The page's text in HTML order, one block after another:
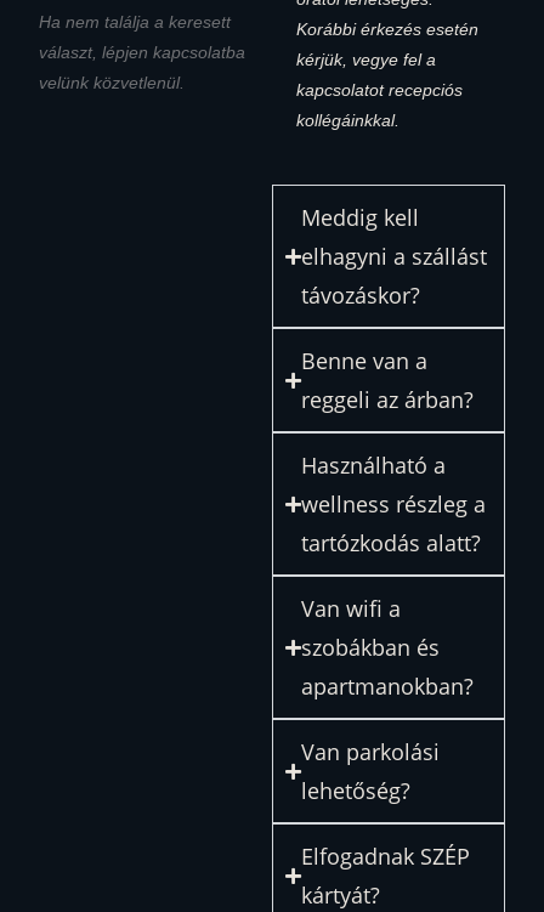
Ha nem találja a keresett
választ, lépjen kapcsolatba
velünk közvetlenül.
Korábbi érkezés esetén
kérjük, vegye fel a
kapcsolatot recepciós
kollégáinkkal.
Meddig kell
elhagyni a szállást
távozáskor?
Benne van a
reggeli az árban?
Használható a
wellness részleg a
tartózkodás alatt?
Van wifi a
szobákban és
apartmanokban?
Van parkolási
lehetőség?
Elfogadnak SZÉP
kártyát?